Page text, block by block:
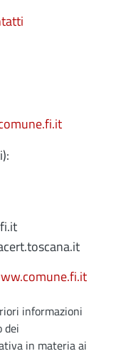
informazioni
dei
in materia ai